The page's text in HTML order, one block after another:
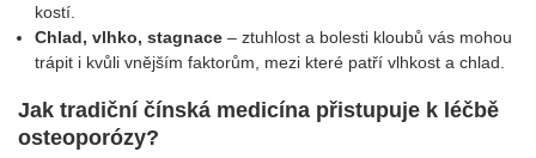
kostí.
Chlad, vlhko, stagnace – ztuhlost a bolesti kloubů vás mohou
trápit i kvůli vnějším faktorům, mezi které patří vlhkost a chlad.
Jak tradiční čínská medicína přistupuje k léčbě
osteoporózy?